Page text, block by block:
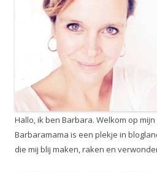
Hallo, ik ben Barbara. Welkom op mijn
Barbaramama is een plekje in
die mij blij maken, raken en